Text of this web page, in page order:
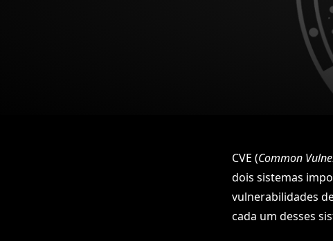
CVE (Common
dois sistemas
vulnerabilidades
cada um desses